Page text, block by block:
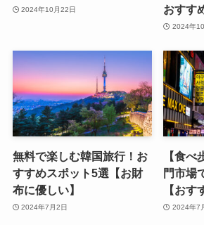
2024年10月22日
おすす
2024年
無料で楽しむ韓国旅行！お
すすめスポット5選【お財
布に優しい】
2024年7月2日
【食
門市場
【おす
2024年7